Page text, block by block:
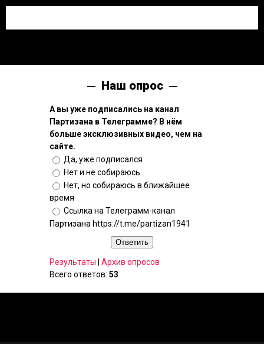
Наш опрос
А вы уже подписались на канал
Партизана в Телеграмме? В нём
больше эксклюзивных видео, чем на
сайте.
Да, уже подписался
Нет и не собираюсь
Нет, но собираюсь в ближайшее
время
Ссылка на Телеграмм-канал
Партизана https://t.me/partizan1941
Результаты
Архив опросов
Всего ответов: 53